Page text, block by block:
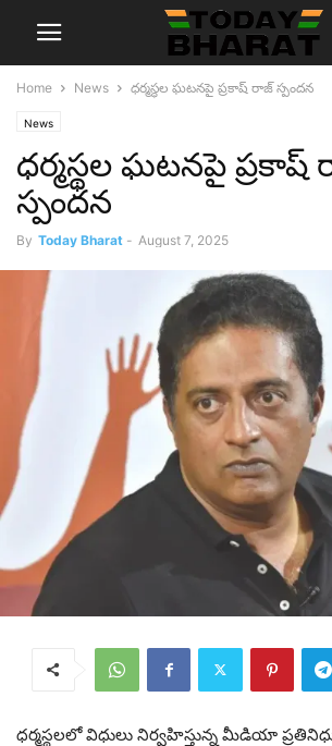
Home News ధర్మస్థల ఘటనపై ప్రకాష్ రాజ్ స్పందన
News
ధర్మస్థల ఘటనపై ప్రకాష్
స్పందన
By Today Bharat - August 7, 2025
ధర్మస్థలలో విధులు నిర్వహిస్తున్న మీడియా